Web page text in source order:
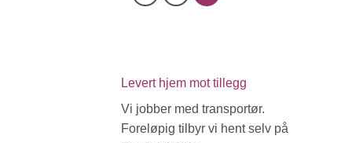
Levert hjem mot tillegg
Vi jobber med transportør.
Foreløpig tilbyr vi hent selv på